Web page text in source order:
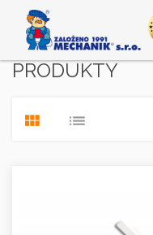
PRODUKTY